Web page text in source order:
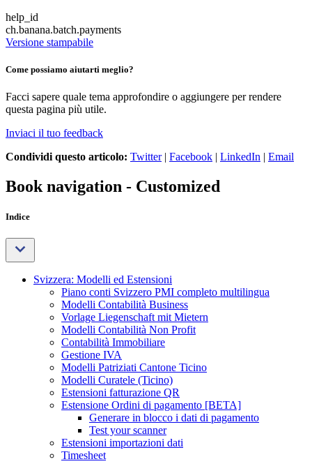
help_id
ch.banana.batch.payments
Versione stampabile
Come possiamo aiutarti meglio?
Facci sapere quale tema approfondire o aggiungere per rendere
questa pagina più utile.
Inviaci il tuo feedback
Condividi questo articolo: Twitter| Facebook | LinkedIn | Email
Book navigation - Customized
Indice
Svizzera: Modelli ed Estensioni
Piano conti Svizzero PMI completo multilingua
Modelli Contabilità Business
Vorlage Liegenschaft mit Mietern
Modelli Contabilità Non Profit
Contabilità Immobiliare
Gestione IVA
Modelli Patriziati Cantone Ticino
Modelli Curatele (Ticino)
Estensioni fatturazione QR
Estensione Ordini di pagamento [BETA]
Generare in blocco i dati di pagamento
Test your scanner
Estensioni importazioni dati
Timesheet